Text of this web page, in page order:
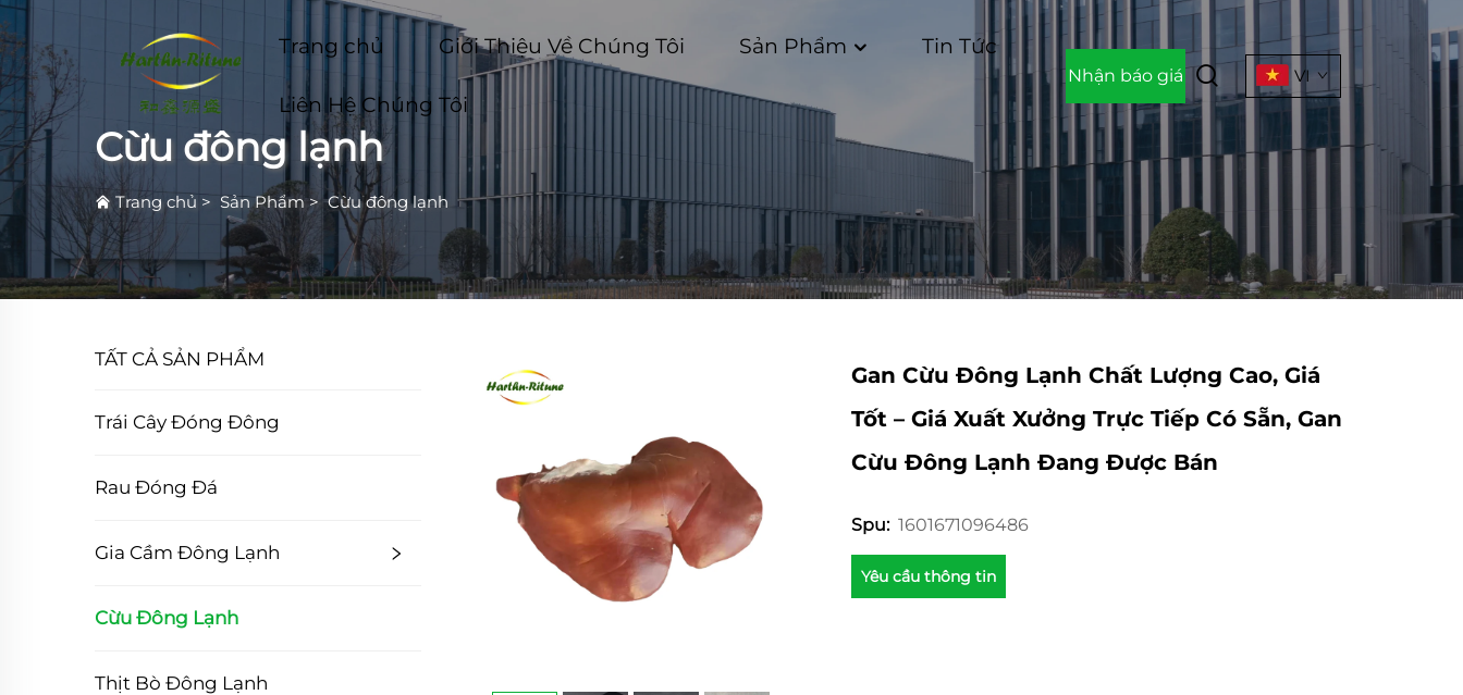
Trang chủ Giới Thiệu Về Chúng Tôi Sản Phẩm Tin Tức
Liên Hệ Chúng Tôi
Nhận báo giá VI
Cừu đông lạnh
Trang chủ> Sản Phẩm>Cừu đông lạnh
TẤT CẢ SẢN PHẨM
Trái Cây Đóng Đông
Rau Đóng Đá
Gia Cầm Đông Lạnh
Cừu Đông Lạnh
Thịt Bò Đông Lạnh
Gan Cừu Đông Lạnh Chất Lượng Cao, Giá
Tốt – Giá Xuất Xưởng Trực Tiếp Có Sẵn, Gan
Cừu Đông Lạnh Đang Được Bán
Spu: 1601671096486
Yêu cầu thông tin